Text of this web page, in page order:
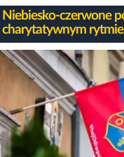
Niebiesko-czerwone
charytatywnym rytmie